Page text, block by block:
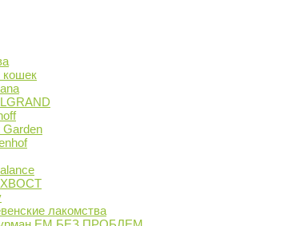
кошек
Garden
лакомства